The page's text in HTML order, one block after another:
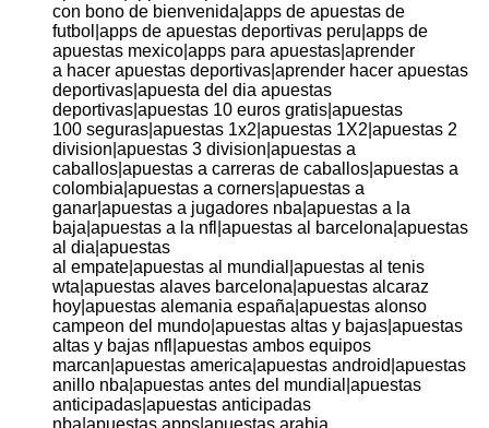
con bono de bienvenida|apps de apuestas de
futbol|apps de apuestas deportivas peru|apps de
apuestas mexico|apps para apuestas|aprender
a hacer apuestas deportivas|aprender hacer apuestas
deportivas|apuesta del dia apuestas
deportivas|apuestas 10 euros gratis|apuestas
100 seguras|apuestas 1x2|apuestas 1X2|apuestas 2
division|apuestas 3 division|apuestas a
caballos|apuestas a carreras de caballos|apuestas a
colombia|apuestas a corners|apuestas a
ganar|apuestas a jugadores nba|apuestas a la
baja|apuestas a la nfl|apuestas al barcelona|apuestas
al dia|apuestas
al empate|apuestas al mundial|apuestas al tenis
wta|apuestas alaves barcelona|apuestas alcaraz
hoy|apuestas alemania españa|apuestas alonso
campeon del mundo|apuestas altas y bajas|apuestas
altas y bajas nfl|apuestas ambos equipos
marcan|apuestas america|apuestas android|apuestas
anillo nba|apuestas antes del mundial|apuestas
anticipadas|apuestas anticipadas
nba|apuestas apps|apuestas arabia